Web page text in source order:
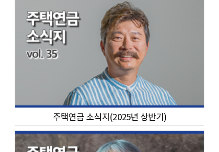
주택연금 소식지(2025년 상반기)